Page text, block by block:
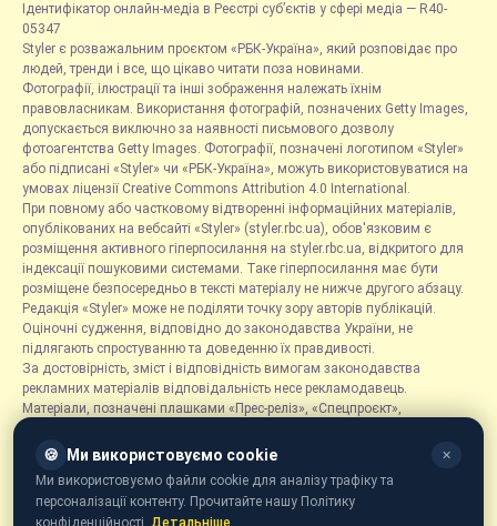
Ідентифікатор онлайн-медіа в Реєстрі суб’єктів у сфері медіа — R40-
05347
Styler є розважальним проєктом «РБК-Україна», який розповідає про
людей, тренди і все, що цікаво читати поза новинами.
Фотографії, ілюстрації та інші зображення належать їхнім
правовласникам. Використання фотографій, позначених Getty Images,
допускається виключно за наявності письмового дозволу
фотоагентства Getty Images. Фотографії, позначені логотипом «Styler»
або підписані «Styler» чи «РБК-Україна», можуть використовуватися на
умовах ліцензії Creative Commons Attribution 4.0 International.
При повному або частковому відтворенні інформаційних матеріалів,
опублікованих на вебсайті «Styler» (styler.rbc.ua), обов'язковим є
розміщення активного гіперпосилання на styler.rbc.ua, відкритого для
індексації пошуковими системами. Таке гіперпосилання має бути
розміщене безпосередньо в тексті матеріалу не нижче другого абзацу.
Редакція «Styler» може не поділяти точку зору авторів публікацій.
Оціночні судження, відповідно до законодавства України, не
підлягають спростуванню та доведенню їх правдивості.
За достовірність, зміст і відповідність вимогам законодавства
рекламних матеріалів відповідальність несе рекламодавець.
Матеріали, позначені плашками «Прес-реліз», «Спецпроєкт»,
розміщуються на правах реклами.
Рубрика «Новини компаній» є інформаційним форматом, що містить
новини, повідомлення та оголошення, пов'язані з діяльністю
компаній, і ґрунтується на інформації, наданій відповідними
🍪 Ми використовуємо cookie ✕
Ми використовуємо файли cookie для аналізу трафіку та
персоналізації контенту. Прочитайте нашу Політику
конфіденційності. Детальніше